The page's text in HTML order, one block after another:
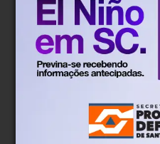
igualdade salarial
mulheres
Empresas com 100 ou
informações